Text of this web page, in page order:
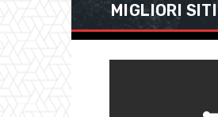
MIGLIORI